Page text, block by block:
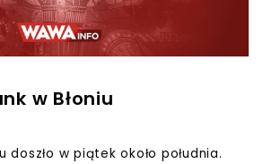
w Błoniu
doszło w piątek około południa.